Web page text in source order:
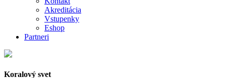
Akreditácia
Vstupenky
Eshop
Partneri
Koralový svet